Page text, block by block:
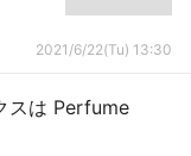
2021/6/22(Tu) 13:30
スは Perfume